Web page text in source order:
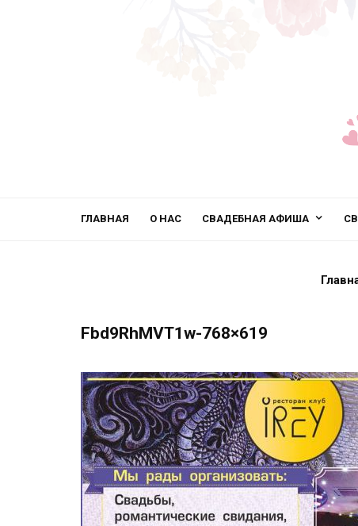
ГЛАВНАЯ О НАС СВАДЕБНАЯ АФИША
Fbd9RhMVT1w-768×619